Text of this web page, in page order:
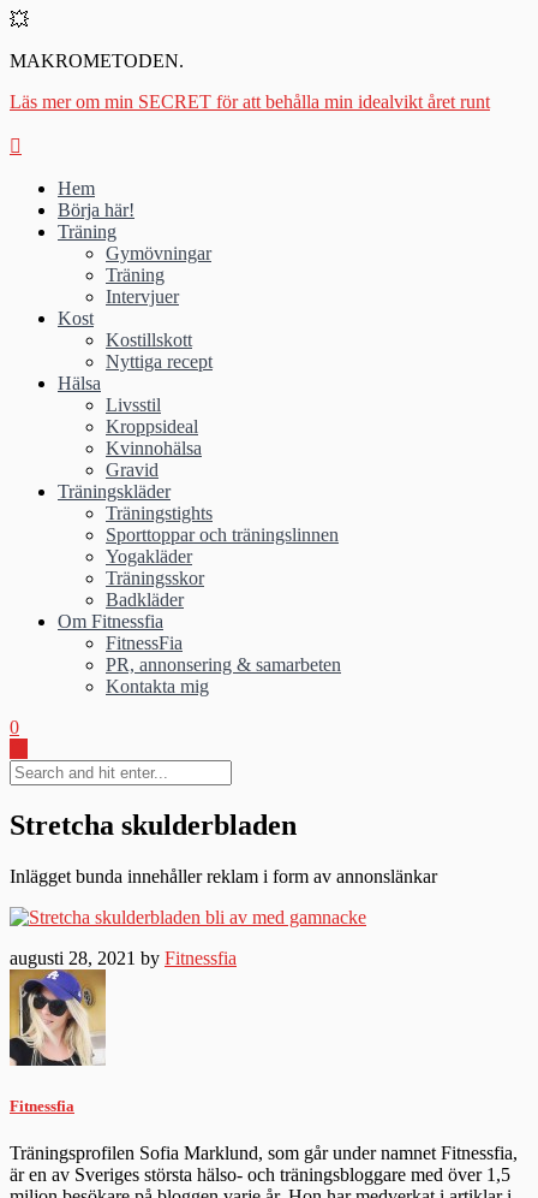
💥
MAKROMETODEN.
Läs mer om min SECRET för att behålla min idealvikt året runt
Hem
Börja här!
Träning
Gymövningar
Träning
Intervjuer
Kost
Kostillskott
Nyttiga recept
Hälsa
Livsstil
Kroppsideal
Kvinnohälsa
Gravid
Träningskläder
Träningstights
Sporttoppar och träningslinnen
Yogakläder
Träningsskor
Badkläder
Om Fitnessfia
FitnessFia
PR, annonsering & samarbeten
Kontakta mig
0
Stretcha skulderbladen
Inlägget bunda innehåller reklam i form av annonslänkar
augusti 28, 2021 by Fitnessfia
Fitnessfia
Träningsprofilen Sofia Marklund, som går under namnet Fitnessfia,
är en av Sveriges största hälso- och träningsbloggare med över 1,5